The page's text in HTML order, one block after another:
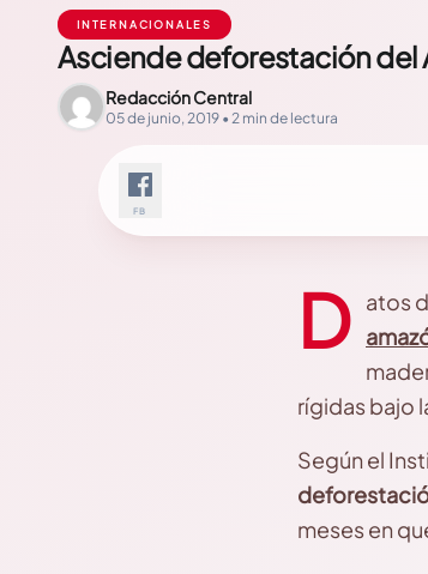
INTERNACIONALES
Asciende deforestación del
Redacción Central
05 de junio, 2019 • 2 min de lectura
FB
D atos
rígidas bajo
Según el
meses en